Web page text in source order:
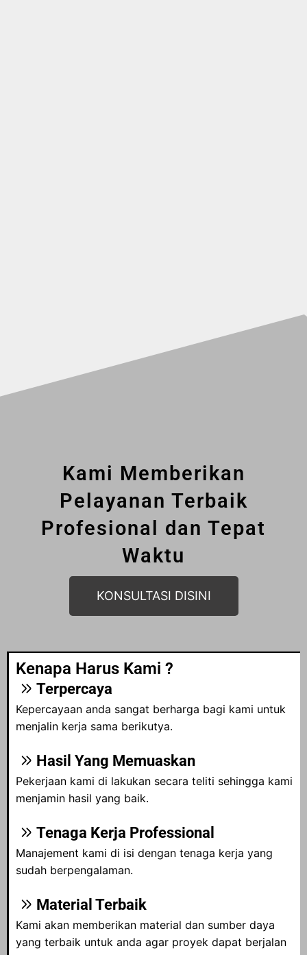
Kami Memberikan
Pelayanan Terbaik
Profesional dan Tepat
Waktu
KONSULTASI DISINI
Kenapa Harus Kami ?
Terpercaya
Kepercayaan anda sangat berharga bagi kami untuk
menjalin kerja sama berikutya.
Hasil Yang Memuaskan
Pekerjaan kami di lakukan secara teliti sehingga kami
menjamin hasil yang baik.
Tenaga Kerja Professional
Manajement kami di isi dengan tenaga kerja yang
sudah berpengalaman.
Material Terbaik
Kami akan memberikan material dan sumber daya
yang terbaik untuk anda agar proyek dapat berjalan